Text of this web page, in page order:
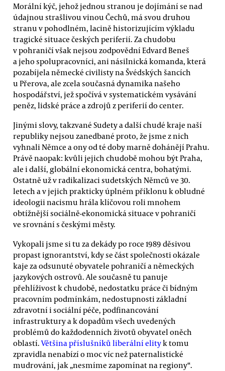
Morální kýč, jehož jednou stranou je dojímání se nad
údajnou strašlivou vinou Čechů, má svou druhou
stranu v pohodlném, lacině historizujícím výkladu
tragické situace českých periferií. Za chudobu
v pohraničí však nejsou zodpovědní Edvard Beneš
a jeho spolupracovníci, ani násilnická komanda, která
pozabíjela německé civilisty na Švédských šancích
u Přerova, ale zcela současná dynamika našeho
hospodářství, jež spočívá v systematickém vysávání
peněz, lidské práce a zdrojů z periferií do center.
Jinými slovy, takzvané Sudety a další chudé kraje naší
republiky nejsou zanedbané proto, že jsme z nich
vyhnali Němce a ony od té doby marně dohánějí Prahu.
Právě naopak: kvůli jejich chudobě mohou být Praha,
ale i další, globální ekonomická centra, bohatými.
Ostatně už v radikalizaci sudetských Němců ve 30.
letech a v jejich prakticky úplném příklonu k obludné
ideologii nacismu hrála klíčovou roli mnohem
obtížnější sociálně-ekonomická situace v pohraničí
ve srovnání s českými městy.
Vykopali jsme si tu za dekády po roce 1989 děsivou
propast ignorantství, kdy se část společnosti okázale
kaje za odsunuté obyvatele pohraničí a německých
jazykových ostrovů. Ale současně tu panuje
přehlíživost k chudobě, nedostatku práce či bídným
pracovním podmínkám, nedostupnosti základní
zdravotní i sociální péče, podfinancování
infrastruktury a k dopadům všech uvedených
problémů do každodenních životů obyvatel oněch
oblastí. Většina příslušníků liberální elityk tomu
zpravidla nenabízí o moc víc než paternalistické
mudrování, jak „nesmíme zapomínat na regiony“.